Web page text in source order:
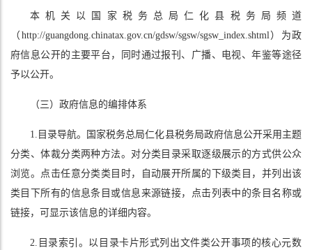
本机关以国家税务总局仁化县税务局频道
（http://guangdong.chinatax.gov.cn/gdsw/sgsw/sgsw_index.shtml）为政
府信息公开的主要平台，同时通过报刊、广播、电视、年鉴等途径
予以公开。
（三）政府信息的编排体系
1.目录导航。国家税务总局仁化县税务局政府信息公开采用主题
分类、体裁分类两种方法。对分类目录采取逐级展示的方式供公众
浏览。点击任意分类类目时，自动展开所属的下级类目，并列出该
类目下所有的信息条目或信息来源链接，点击列表中的条目名称或
链接，可显示该信息的详细内容。
2.目录索引。以目录卡片形式列出文件类公开事项的核心元数